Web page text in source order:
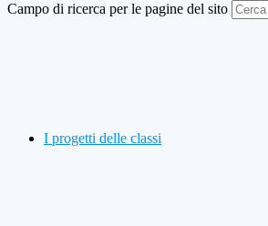
Campo di ricerca per le pagine del sito
I progetti delle classi